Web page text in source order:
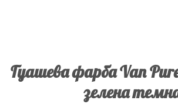
Гуашева фарба Van
зелена